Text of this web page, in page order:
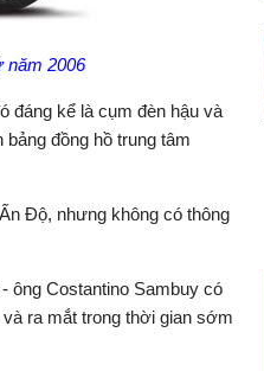
năm 2006
đáng kể là cụm đèn hậu và
đồng hồ trung tâm
Độ, nhưng không có thông
ông Costantino Sambuy có
ra mắt trong thời gian sớm